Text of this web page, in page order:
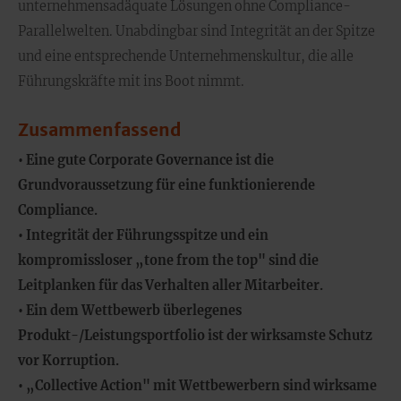
unternehmensadäquate Lösungen ohne Compliance-
Parallelwelten. Unabdingbar sind Integrität an der Spitze
und eine entsprechende Unternehmenskultur, die alle
Führungskräfte mit ins Boot nimmt.
Zusammenfassend
• Eine gute Corporate Governance ist die
Grundvoraussetzung für eine funktionierende
Compliance.
• Integrität der Führungsspitze und ein
kompromissloser „tone from the top" sind die
Leitplanken für das Verhalten aller Mitarbeiter.
• Ein dem Wettbewerb überlegenes
Produkt-/Leistungsportfolio ist der wirksamste Schutz
vor Korruption.
• „Collective Action" mit Wettbewerbern sind wirksame